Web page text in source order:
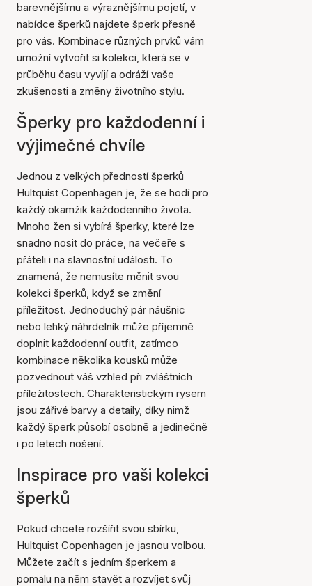
barevnějšímu a výraznějšímu pojetí, v
nabídce šperků najdete šperk přesně
pro vás. Kombinace různých prvků vám
umožní vytvořit si kolekci, která se v
průběhu času vyvíjí a odráží vaše
zkušenosti a změny životního stylu.
Šperky pro každodenní i
výjimečné chvíle
Jednou z velkých předností šperků
Hultquist Copenhagen je, že se hodí pro
každý okamžik každodenního života.
Mnoho žen si vybírá šperky, které lze
snadno nosit do práce, na večeře s
přáteli i na slavnostní události. To
znamená, že nemusíte měnit svou
kolekci šperků, když se změní
příležitost. Jednoduchý pár náušnic
nebo lehký náhrdelník může příjemně
doplnit každodenní outfit, zatímco
kombinace několika kousků může
pozvednout váš vzhled při zvláštních
příležitostech. Charakteristickým rysem
jsou zářivé barvy a detaily, díky nimž
každý šperk působí osobně a jedinečně
i po letech nošení.
Inspirace pro vaši kolekci
šperků
Pokud chcete rozšířit svou sbírku,
Hultquist Copenhagen je jasnou volbou.
Můžete začít s jedním šperkem a
pomalu na něm stavět a rozvíjet svůj